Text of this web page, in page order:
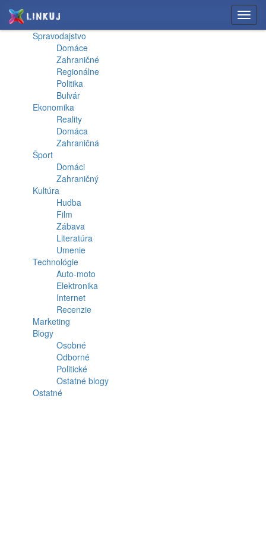
Spravodajstvo
Domáce
Zahraničné
Regionálne
Politika
Bulvár
Ekonomika
Reality
Domáca
Zahraničná
Šport
Domáci
Zahraničný
Kultúra
Hudba
Film
Zábava
Literatúra
Umenie
Technológie
Auto-moto
Elektronika
Internet
Recenzie
Marketing
Blogy
Osobné
Odborné
Politické
Ostatné blogy
Ostatné